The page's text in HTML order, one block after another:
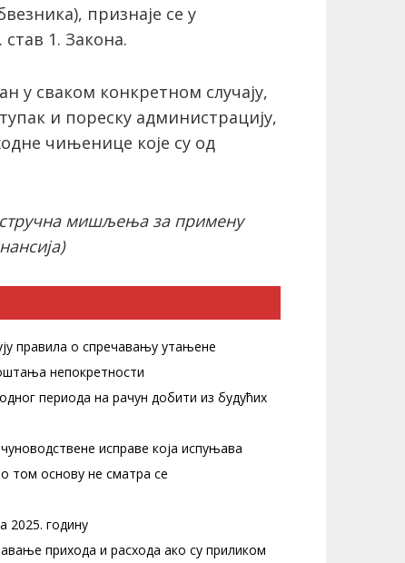
признаје се у
1. Закона.
у сваком конкретном случају,
и пореску администрацију,
чињенице које су од
мишљења за примену
правила о спречавању утањене
непокретности
периода на рачун добити из будућих
исправе која испуњава
том основу не сматра се
2025. годину
прихода и расхода ако су приликом